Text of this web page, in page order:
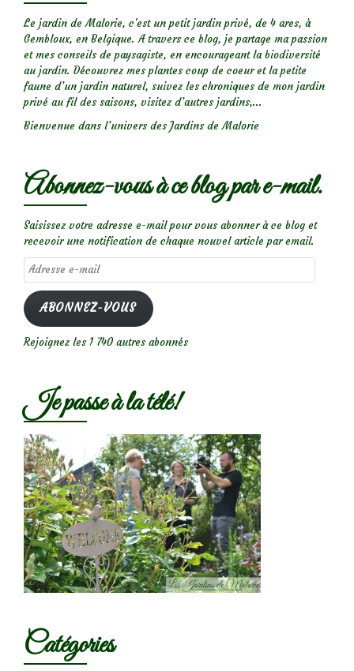
Le jardin de Malorie, c'est un petit jardin privé, de 4 ares, à
Gembloux, en Belgique. A travers ce blog, je partage ma passion
et mes conseils de paysagiste, en encourageant la biodiversité
au jardin. Découvrez mes plantes coup de coeur et la petite
faune d’un jardin naturel, suivez les chroniques de mon jardin
privé au fil des saisons, visitez d’autres jardins,...
Bienvenue dans l’univers des Jardins de Malorie
Abonnez-vous à ce blog par e-mail.
Saisissez votre adresse e-mail pour vous abonner à ce blog et
recevoir une notification de chaque nouvel article par email.
Adresse
e-
mail
ABONNEZ-VOUS
Rejoignez les 1 740 autres abonnés
Je passe à la télé!
Catégories